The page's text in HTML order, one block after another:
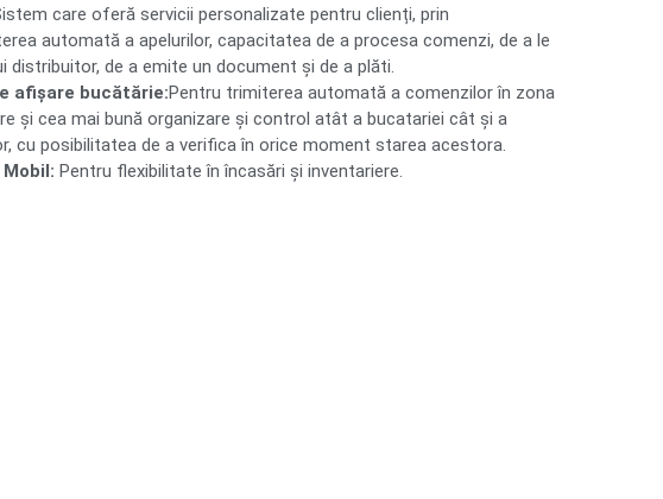
care oferă servicii personalizate pentru clienți, prin
automată a apelurilor, capacitatea de a procesa comenzi, de a le
distribuitor, de a emite un document și de a plăti.
afișare bucătărie:Pentru trimiterea automată a comenzilor în zona
și cea mai bună organizare și control atât a bucatariei cât și a
cu posibilitatea de a verifica în orice moment starea acestora.
Pentru flexibilitate în încasări și inventariere.